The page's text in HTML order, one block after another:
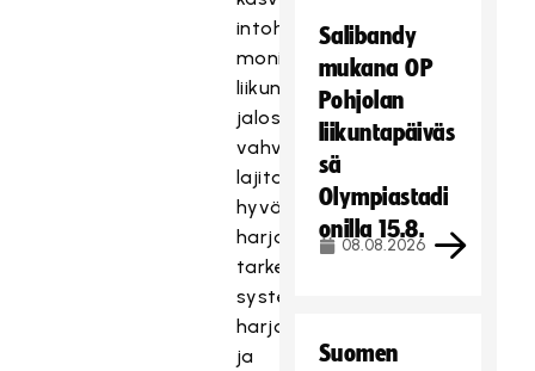
intohimoksi,
monipuolisista
liikuntataidoista
jalostuvat
vahvat
lajitaidot,
hyvä
harjoitettavuus
tarkentuu
systemaattiseksi
harjoitteluksi
ja
Salibandy
mukana OP
Pohjolan
liikuntapäiväs
sä
Olympiastadi
onilla 15.8.
08.08.2026
Suomen